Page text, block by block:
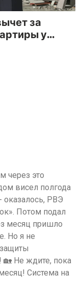
за
у
через это
висел полгода
РВЭ
Потом подал
месяц пришло
Но я не
Не ждите, пока
Система на